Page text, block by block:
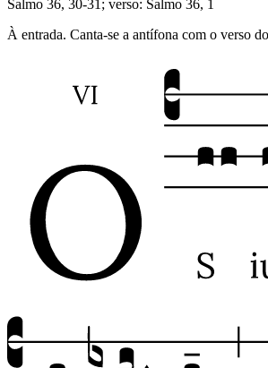
Salmo 36, 30-31; verso: Salmo 36, 1
À entrada. Canta-se a antífona com o verso